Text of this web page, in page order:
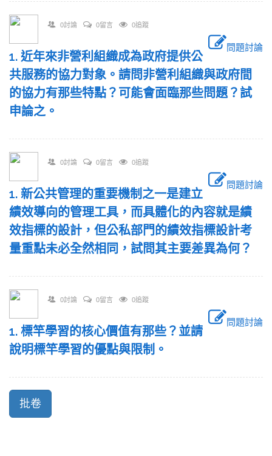
0討論 0留言 0追蹤
問題討論
1. 近年來非營利組織成為政府提供公
共服務的協力對象。請問非營利組織與政府間
的協力有那些特點？可能會面臨那些問題？試
申論之。
0討論 0留言 0追蹤
問題討論
1. 新公共管理的重要機制之一是建立
績效導向的管理工具，而具體化的內容就是績
效指標的設計，但公私部門的績效指標設計考
量重點未必全然相同，試問其主要差異為何？
0討論 0留言 0追蹤
問題討論
1. 標竿學習的核心價值有那些？並請
說明標竿學習的優點與限制。